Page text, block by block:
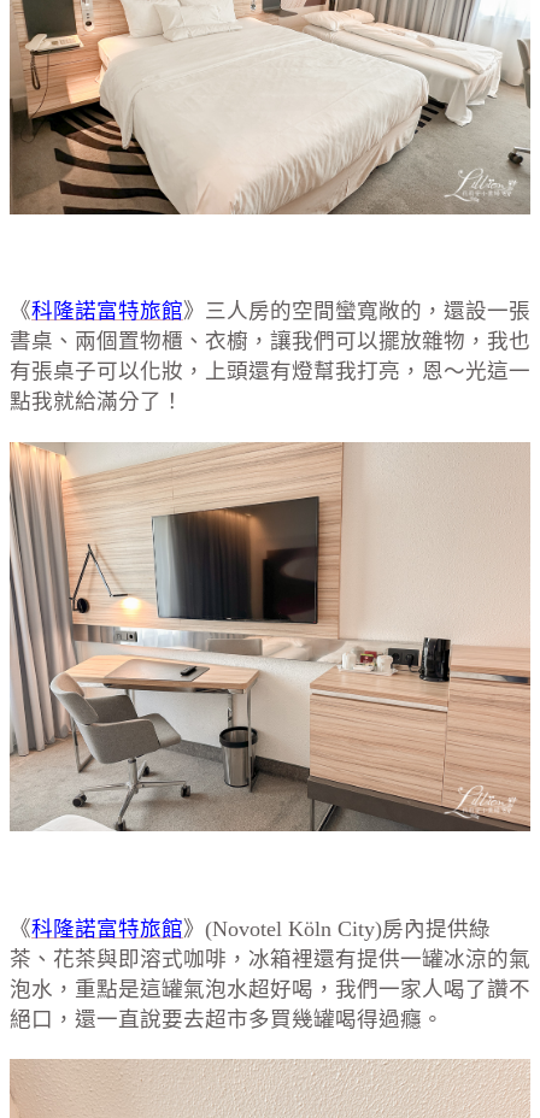
《科隆諾富特旅館》三人房的空間蠻寬敞的，還設一張
書桌、兩個置物櫃、衣櫥，讓我們可以擺放雜物，我也
有張桌子可以化妝，上頭還有燈幫我打亮，恩～光這一
點我就給滿分了！
《科隆諾富特旅館》(Novotel Köln City)房內提供綠
茶、花茶與即溶式咖啡，冰箱裡還有提供一罐冰涼的氣
泡水，重點是這罐氣泡水超好喝，我們一家人喝了讚不
絕口，還一直說要去超市多買幾罐喝得過癮。